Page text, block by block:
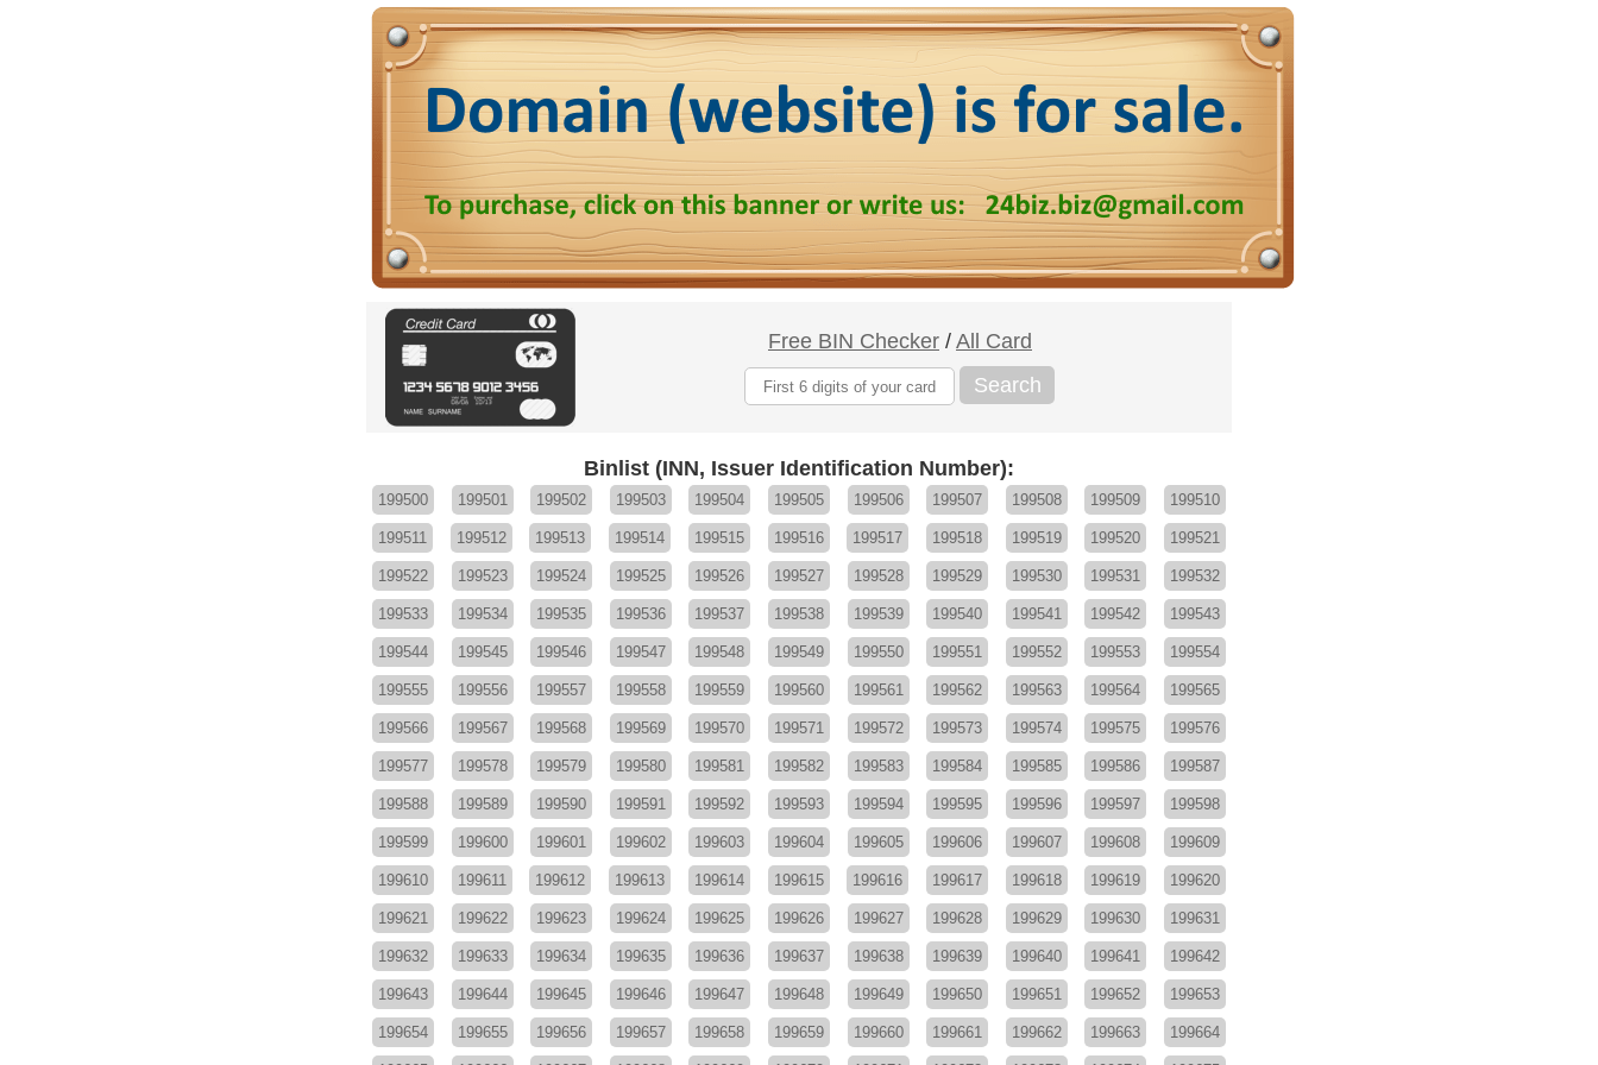
Free BIN Checker / All Card
Search
Binlist (INN, Issuer Identification Number):
199500 199501 199502 199503 199504 199505 199506 199507 199508 199509 199510
199511 199512 199513 199514 199515 199516 199517 199518 199519 199520 199521
199522 199523 199524 199525 199526 199527 199528 199529 199530 199531 199532
199533 199534 199535 199536 199537 199538 199539 199540 199541 199542 199543
199544 199545 199546 199547 199548 199549 199550 199551 199552 199553 199554
199555 199556 199557 199558 199559 199560 199561 199562 199563 199564 199565
199566 199567 199568 199569 199570 199571 199572 199573 199574 199575 199576
199577 199578 199579 199580 199581 199582 199583 199584 199585 199586 199587
199588 199589 199590 199591 199592 199593 199594 199595 199596 199597 199598
199599 199600 199601 199602 199603 199604 199605 199606 199607 199608 199609
199610 199611 199612 199613 199614 199615 199616 199617 199618 199619 199620
199621 199622 199623 199624 199625 199626 199627 199628 199629 199630 199631
199632 199633 199634 199635 199636 199637 199638 199639 199640 199641 199642
199643 199644 199645 199646 199647 199648 199649 199650 199651 199652 199653
199654 199655 199656 199657 199658 199659 199660 199661 199662 199663 199664